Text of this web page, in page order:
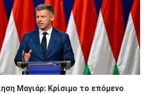
Μαγιάρ: Κρίσιμο το επόμενο